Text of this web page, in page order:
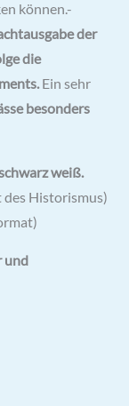
können.-
der
die
Ein sehr
besonders
weiß.
des Historismus)
und